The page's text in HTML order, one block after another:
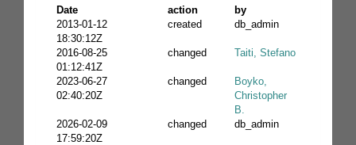
Date
action
by
2013-01-12
18:30:12Z
created db_admin
2016-08-25
01:12:41Z
changed Taiti, Stefano
2023-06-27
02:40:20Z
changed
Boyko,
Christopher
B.
2026-02-09
17:59:20Z
changed db_admin